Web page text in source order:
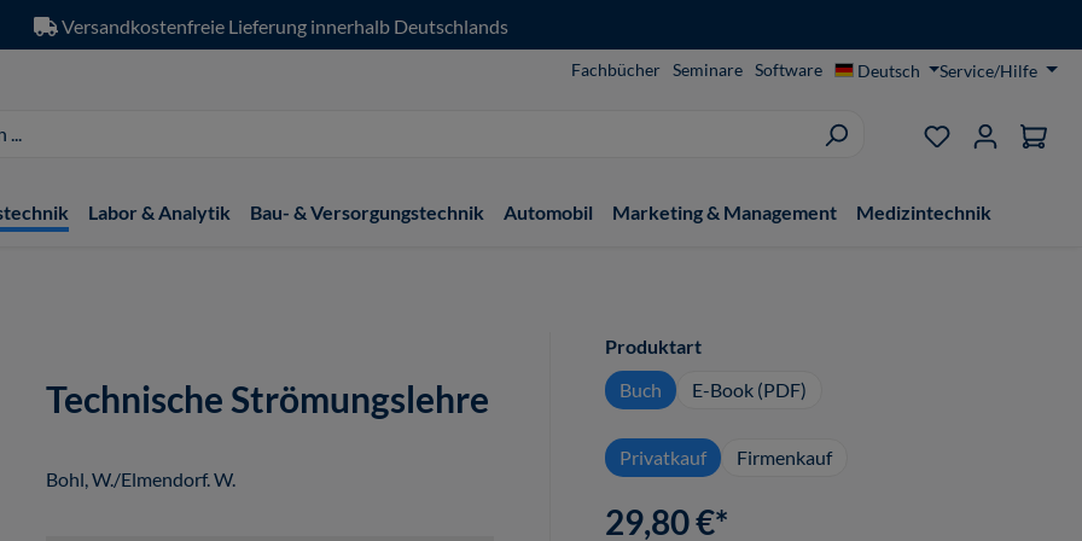
Versandkostenfreie Lieferung innerhalb Deutschlands
Fachbücher Seminare Software Deutsch Service/Hilfe
Du hast 0
Labor & Analytik Bau- & Versorgungstechnik Automobil Marketing & Management Medizintechnik
Technische Strömungslehre
Bohl, W./Elmendorf. W.
Produktartauswählen
Buch
E-Book (PDF)
Privatkauf Firmenkauf
29,80 €*